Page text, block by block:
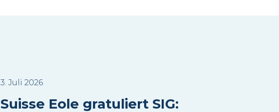
3. Juli 2026
Suisse Eole gratuliert SIG: